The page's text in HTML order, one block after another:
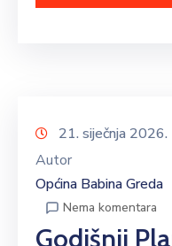
21. siječnja 2026.
Autor
Općina Babina Greda
Nema komentara
Godišnji